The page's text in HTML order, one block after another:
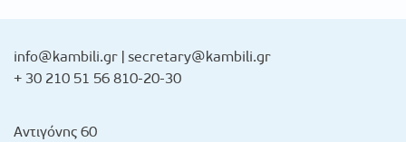
info@kambili.gr secretary@kambili.gr
+ 30 210 51 56 810-20-30
Αντιγόνης 60